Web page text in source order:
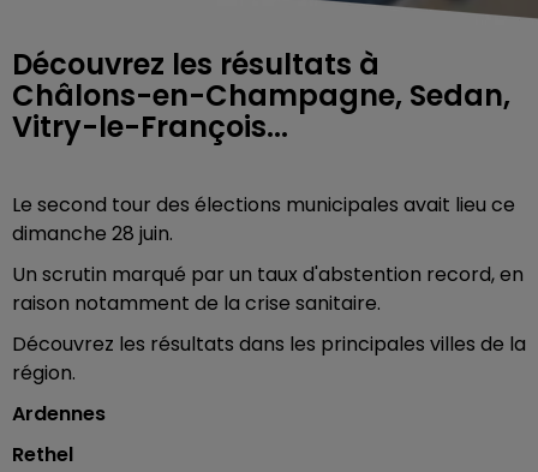
Découvrez les résultats à
Châlons-en-Champagne, Sedan,
Vitry-le-François...
Le second tour des élections municipales avait lieu ce
dimanche 28 juin.
Un scrutin marqué par un taux d'abstention record, en
raison notamment de la crise sanitaire.
Découvrez les résultats dans les principales villes de la
région.
Ardennes
Rethel